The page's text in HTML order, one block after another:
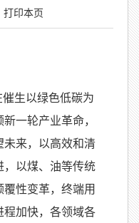
打印本页
生以绿色低碳为
一轮产业革命，
未来，以高效和清
，以煤、油等传统
性变革，终端用
程加快，各领域各